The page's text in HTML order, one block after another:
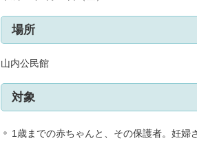
場所
山内公民館
対象
1歳までの赤ちゃんと、その保護者。妊婦